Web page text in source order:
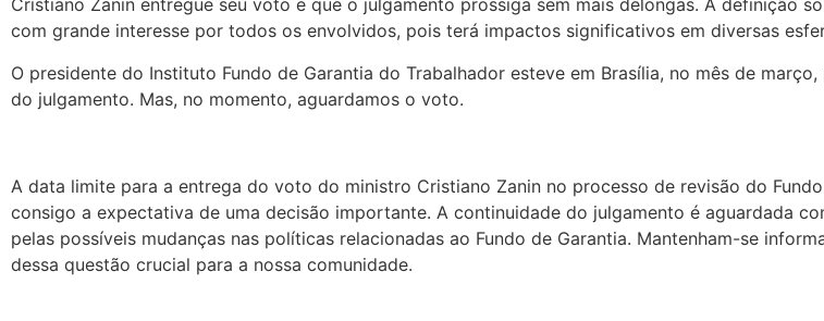
Cristiano Zanin entregue seu voto e que o julgamento prossiga sem mais delongas. A definição
com grande interesse por todos os envolvidos, pois terá impactos significativos em diversas
O presidente do Instituto Fundo de Garantia do Trabalhador esteve em Brasília, no mês de
do julgamento. Mas, no momento, aguardamos o voto.
A data limite para a entrega do voto do ministro Cristiano Zanin no processo de revisão do
consigo a expectativa de uma decisão importante. A continuidade do julgamento é aguardada
pelas possíveis mudanças nas políticas relacionadas ao Fundo de Garantia. Mantenham-se
dessa questão crucial para a nossa comunidade.